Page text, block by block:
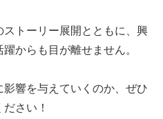
トーリー展開とともに、興
からも目が離せません。
響を与えていくのか、ぜひ
さい！